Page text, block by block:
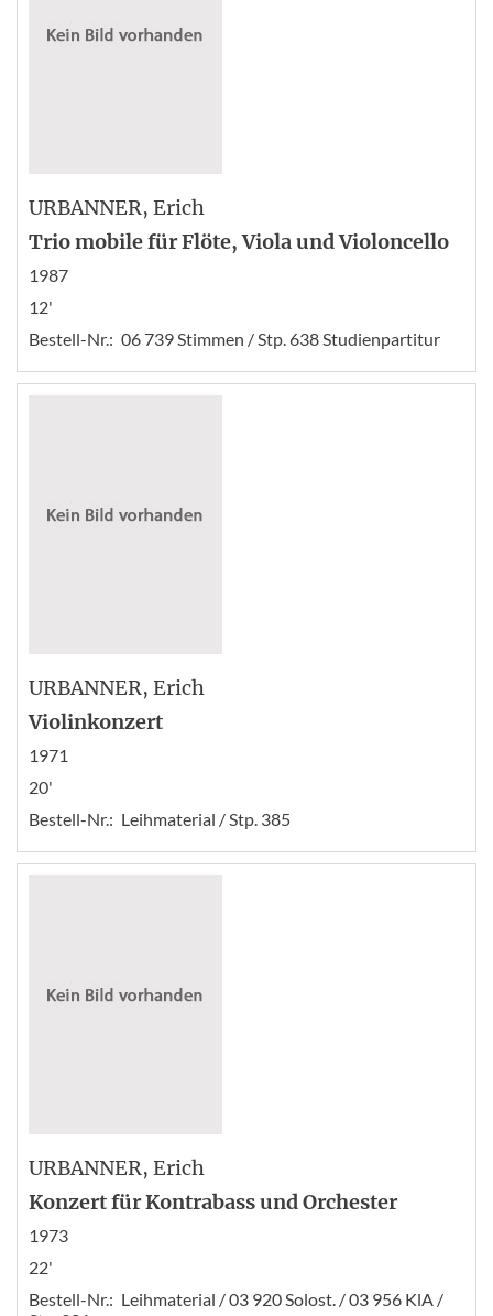
URBANNER, Erich
Trio mobile für Flöte, Viola und Violoncello
1987
12'
Bestell-Nr.: 06 739 Stimmen / Stp. 638 Studienpartitur
URBANNER, Erich
Violinkonzert
1971
20'
Bestell-Nr.: Leihmaterial / Stp. 385
URBANNER, Erich
Konzert für Kontrabass und Orchester
1973
22'
Bestell-Nr.: Leihmaterial / 03 920 Solost. / 03 956 KlA /